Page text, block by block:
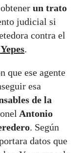
un trato
judicial si
contra el
.
que ese agente
esa
de la
Antonio
. Según
datos que